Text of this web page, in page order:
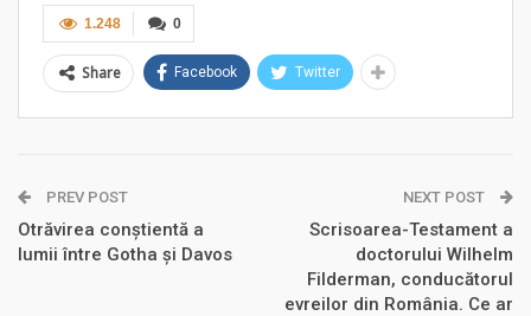
0
1.248
Share Facebook Twitter
PREV POST
Otrăvirea conștientă a
lumii între Gotha și Davos
NEXT POST
Scrisoarea-Testament a
doctorului Wilhelm
Filderman, conducătorul
evreilor din România. Ce ar